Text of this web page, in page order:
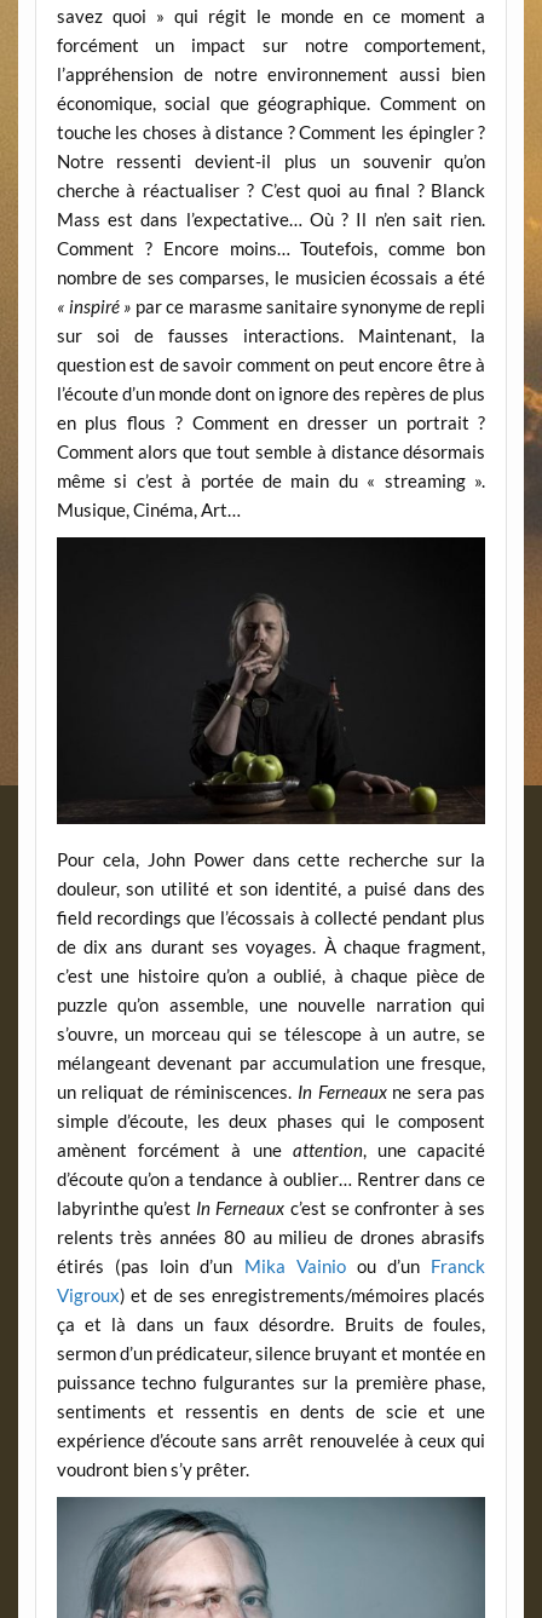
savez quoi » qui régit le monde en ce moment a
forcément un impact sur notre comportement,
l’appréhension de notre environnement aussi bien
économique, social que géographique. Comment on
touche les choses à distance ? Comment les épingler ?
Notre ressenti devient-il plus un souvenir qu’on
cherche à réactualiser ? C’est quoi au final ? Blanck
Mass est dans l’expectative… Où ? Il n’en sait rien.
Comment ? Encore moins… Toutefois, comme bon
nombre de ses comparses, le musicien écossais a été
« inspiré » par ce marasme sanitaire synonyme de repli
sur soi de fausses interactions. Maintenant, la
question est de savoir comment on peut encore être à
l’écoute d’un monde dont on ignore des repères de plus
en plus flous ? Comment en dresser un portrait ?
Comment alors que tout semble à distance désormais
même si c’est à portée de main du « streaming ».
Musique, Cinéma, Art…
Pour cela, John Power dans cette recherche sur la
douleur, son utilité et son identité, a puisé dans des
field recordings que l’écossais à collecté pendant plus
de dix ans durant ses voyages. À chaque fragment,
c’est une histoire qu’on a oublié, à chaque pièce de
puzzle qu’on assemble, une nouvelle narration qui
s’ouvre, un morceau qui se télescope à un autre, se
mélangeant devenant par accumulation une fresque,
un reliquat de réminiscences. In Ferneauxne sera pas
simple d’écoute, les deux phases qui le composent
amènent forcément à une attention, une capacité
d’écoute qu’on a tendance à oublier… Rentrer dans ce
labyrinthe qu’est In Ferneaux c’est se confronter à ses
relents très années 80 au milieu de drones abrasifs
étirés (pas loin d’un Mika Vainioou d’un Franck
Vigroux) et de ses enregistrements/mémoires placés
ça et là dans un faux désordre. Bruits de foules,
sermon d’un prédicateur, silence bruyant et montée en
puissance techno fulgurantes sur la première phase,
sentiments et ressentis en dents de scie et une
expérience d’écoute sans arrêt renouvelée à ceux qui
voudront bien s’y prêter.